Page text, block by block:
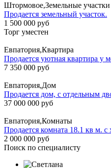
Штормовое,Земельные участки
Продается земельный участок.
1 500 000 руб
Торг уместен
Евпатория,Квартира
Продается уютная квартира у
7 350 000 руб
Евпатория,Дом
Продается дом, с отдельным
37 000 000 руб
Евпатория,Комнаты
Продается комната 18.1 кв м.
2 000 000 руб
Поиск по специалисту